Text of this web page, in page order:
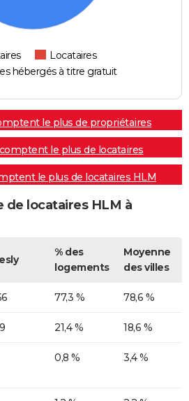
Locataires
hébergés à titre gratuit
le plus de propriétaires
le plus de locataires
le plus de locataires HLM
de locataires HLM à
% des
logements
Moyenne
des villes
77,3 % 78,6 %
21,4 % 18,6 %
0,8 % 3,4 %